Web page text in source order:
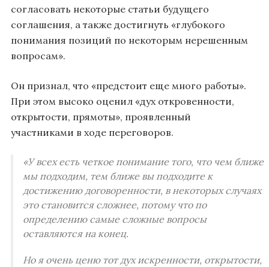
согласовать некоторые статьи будущего
соглашения, а также достигнуть «глубокого
понимания позиций по некоторым нерешенным
вопросам».
Он признал, что «предстоит еще много работы».
При этом высоко оценил «дух откровенности,
открытости, прямоты», проявленный
участниками в ходе переговоров.
«У всех есть четкое понимание того, что чем ближе
мы подходим, тем ближе вы подходите к
достижению договоренности, в некоторых случаях
это становится сложнее, потому что по
определению самые сложные вопросы
оставляются на конец.
Но я очень ценю тот дух искренности, открытости,